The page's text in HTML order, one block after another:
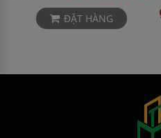
ĐẶT HÀNG